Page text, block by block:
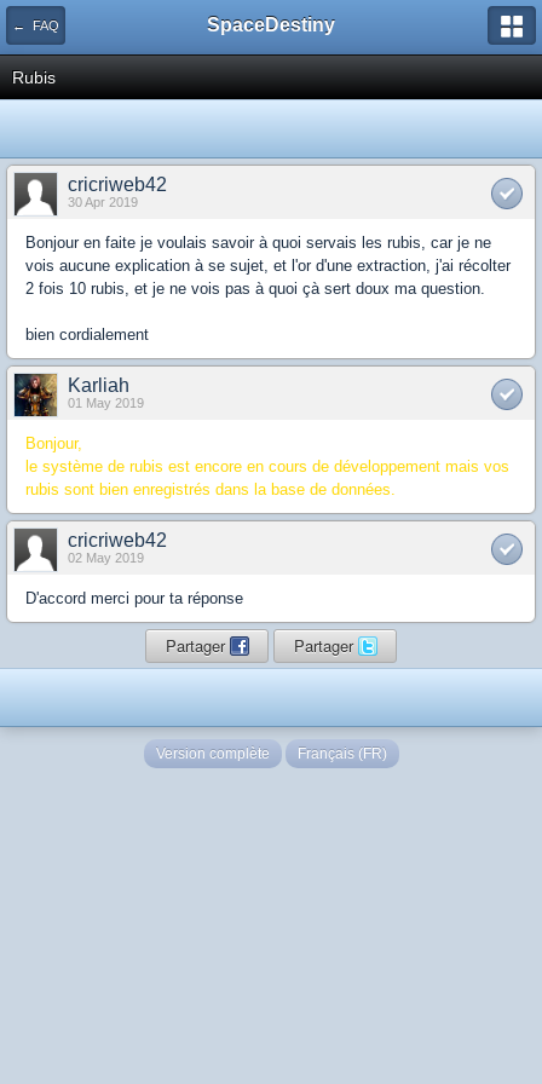
← FAQ SpaceDestiny
Rubis
cricriweb42
30 Apr 2019
Bonjour en faite je voulais savoir à quoi servais les rubis, car je ne
vois aucune explication à se sujet, et l'or d'une extraction, j'ai récolter
2 fois 10 rubis, et je ne vois pas à quoi çà sert doux ma question.
bien cordialement
Karliah
01 May 2019
Bonjour,
le système de rubis est encore en cours de développement mais vos
rubis sont bien enregistrés dans la base de données.
cricriweb42
02 May 2019
D'accord merci pour ta réponse
Partager Partager
Version complète Français (FR)